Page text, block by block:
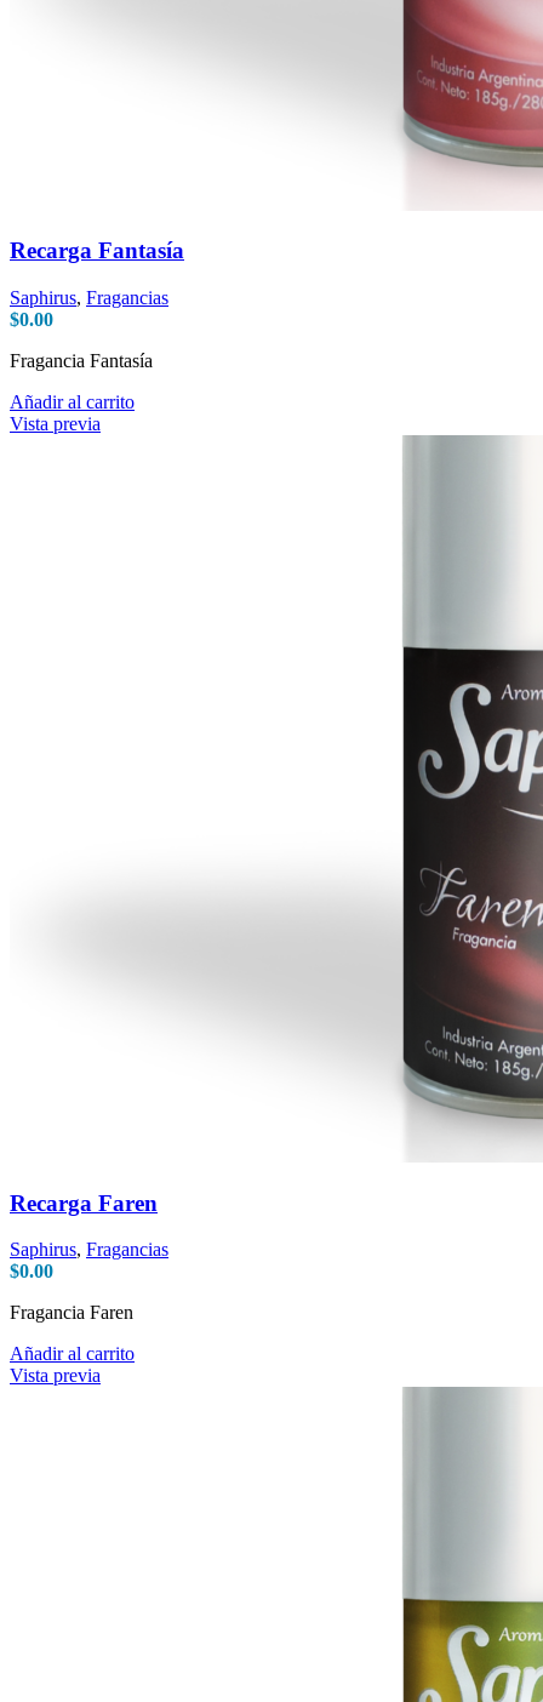
Recarga Fantasía
Saphirus, Fragancias
$0.00
Fragancia Fantasía
Añadir al carrito
Vista previa
Recarga Faren
Saphirus, Fragancias
$0.00
Fragancia Faren
Añadir al carrito
Vista previa